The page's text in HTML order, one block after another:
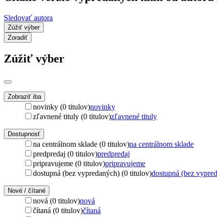
Sledovať autora
Zúžiť výber
Zoradiť
Zúžiť výber
Zobraziť iba
novinky (0 titulov)novinky
zľavnené tituly (0 titulov)zľavnené tituly
Dostupnosť
na centrálnom sklade (0 titulov)na centrálnom sklade
predpredaj (0 titulov)predpredaj
pripravujeme (0 titulov)pripravujeme
dostupná (bez vypredaných) (0 titulov)dostupná (bez
Nové / čítané
nová (0 titulov)nová
čítaná (0 titulov)čítaná